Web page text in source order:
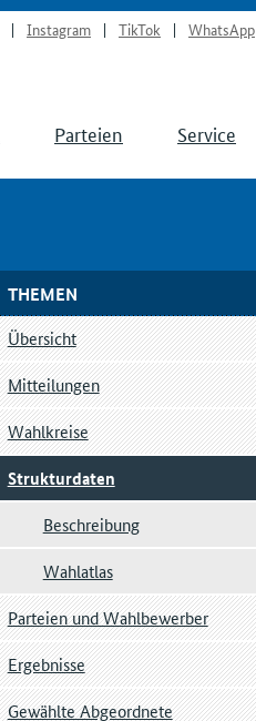
Instagram TikTok WhatsApp
Parteien Service
THEMEN
Übersicht
Mitteilungen
Wahlkreise
Strukturdaten
Beschreibung
Wahlatlas
Parteien und Wahlbewerber
Ergebnisse
Gewählte Abgeordnete